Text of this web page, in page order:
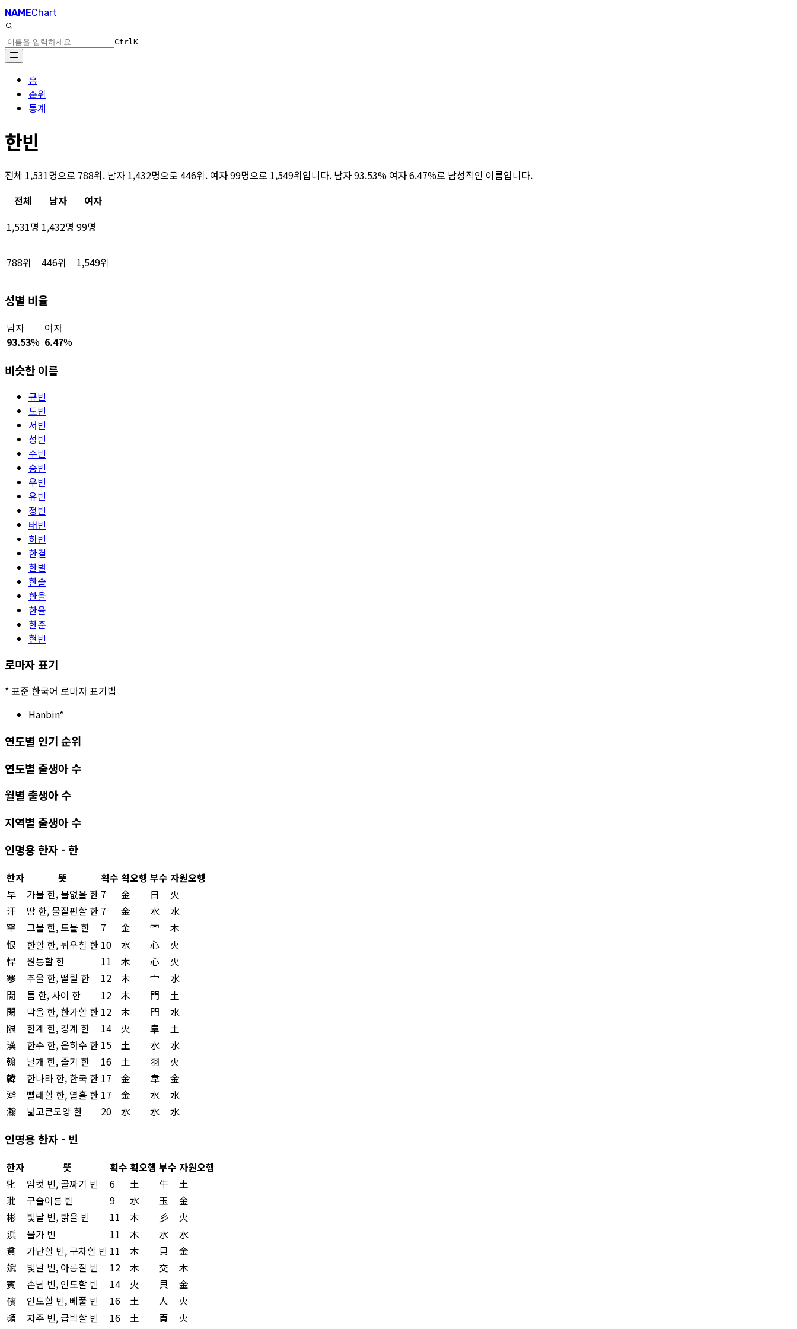
NAMEChart
CtrlK
홈
순위
통계
한빈
전체 1,531명으로 788위. 남자 1,432명으로 446위. 여자 99명으로 1,549위입니다. 남자 93.53% 여자 6.47%로 남성적인 이름입니다.
전체
남자
여자
1,531명 1,432명 99명
788위 446위 1,549위
성별 비율
남자
93.53%
여자
6.47%
비슷한 이름
규빈
도빈
서빈
성빈
수빈
승빈
우빈
유빈
정빈
태빈
하빈
한결
한별
한솔
한울
한율
한준
현빈
로마자 표기
*표준 한국어 로마자 표기법
Hanbin*
연도별 인기 순위
연도별 출생아 수
월별 출생아 수
지역별 출생아 수
인명용 한자 - 한
한자 뜻 획수 획오행 부수 자원오행
旱
가물 한, 물없을 한 7 金 日
火
汗
땀 한, 물질펀할 한 7 金 水
水
罕
그물 한, 드물 한 7 金 罓
木
恨
한할 한, 뉘우칠 한 10 水 心
火
悍
원통할 한 11 木 心
火
寒
추울 한, 떨릴 한 12 木 宀
水
閒
틈 한, 사이 한 12 木 門
土
閑
막을 한, 한가할 한 12 木 門
水
限
한계 한, 경계 한 14 火 阜
土
漢
한수 한, 은하수 한 15 土 水
水
翰
날개 한, 줄기 한 16 土 羽
火
韓
한나라 한, 한국 한 17 金 韋
金
澣
빨래할 한, 열흘 한 17 金 水
水
瀚
넓고큰모양 한 20 水 水 水
인명용 한자 - 빈
한자 뜻 획수 획오행 부수 자원오행
牝
암컷 빈, 골짜기 빈 6 土 牛
土
玭
구슬이름 빈 9 水 玉
金
彬
빛날 빈, 밝을 빈 11 木 彡
火
浜
물가 빈 11 木 水
水
貧
가난할 빈, 구차할 빈 11 木 貝
金
斌
빛날 빈, 아롱질 빈 12 木 交
木
賓
손님 빈, 인도할 빈 14 火 貝
金
儐
인도할 빈, 베풀 빈 16 土 人
火
頻
자주 빈, 급박할 빈 16 土 頁
火